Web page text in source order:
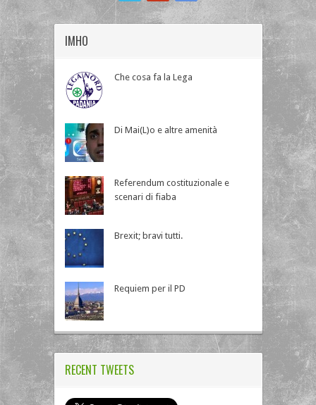
IMHO
Che cosa fa la Lega
Di Mai(L)o e altre amenità
Referendum costituzionale e
scenari di fiaba
Brexit; bravi tutti.
Requiem per il PD
RECENT TWEETS